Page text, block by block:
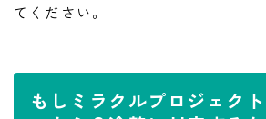
てください。
もしミラクルプロジェク